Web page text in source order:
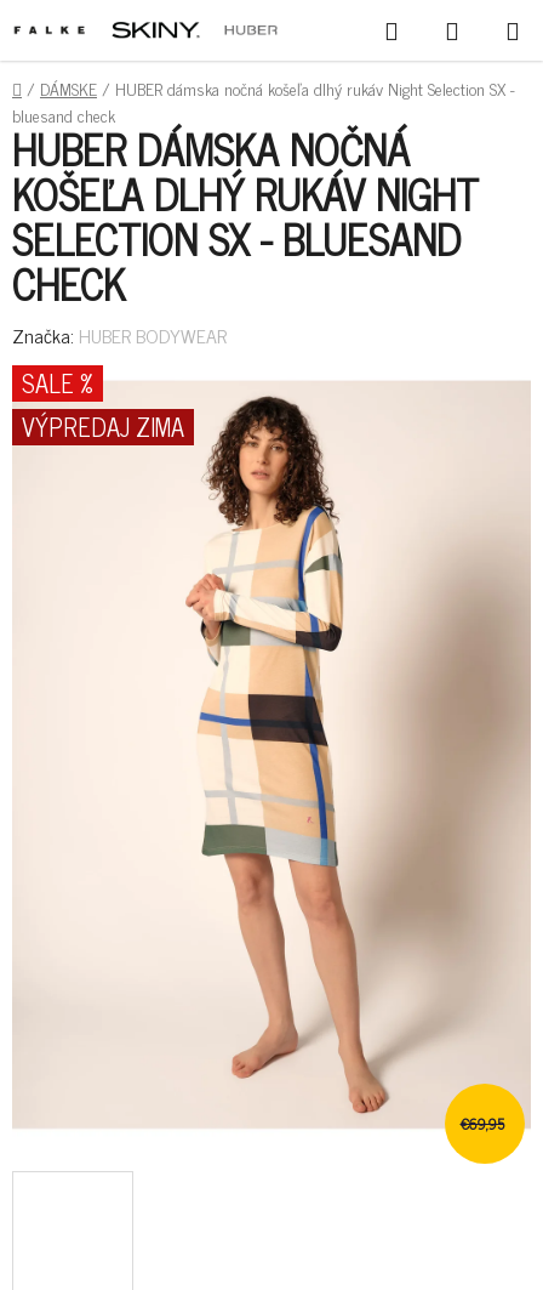
NA
OBSAH
HĽADAŤ
KOŠÍK
DOMOV
/ DÁMSKE/ HUBER dámska nočná košeľa dlhý rukáv Night Selection SX -
bluesand check
HUBER DÁMSKA NOČNÁ
KOŠEĽA DLHÝ RUKÁV NIGHT
SELECTION SX - BLUESAND
CHECK
Značka: HUBER BODYWEAR
SALE %
VÝPREDAJ ZIMA
€69,95